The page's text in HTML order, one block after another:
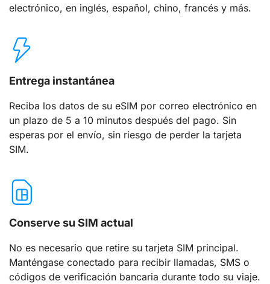
electrónico, en inglés, español, chino, francés y más.
Entrega instantánea
Reciba los datos de su eSIM por correo electrónico en
un plazo de 5 a 10 minutos después del pago. Sin
esperas por el envío, sin riesgo de perder la tarjeta
SIM.
Conserve su SIM actual
No es necesario que retire su tarjeta SIM principal.
Manténgase conectado para recibir llamadas, SMS o
códigos de verificación bancaria durante todo su viaje.